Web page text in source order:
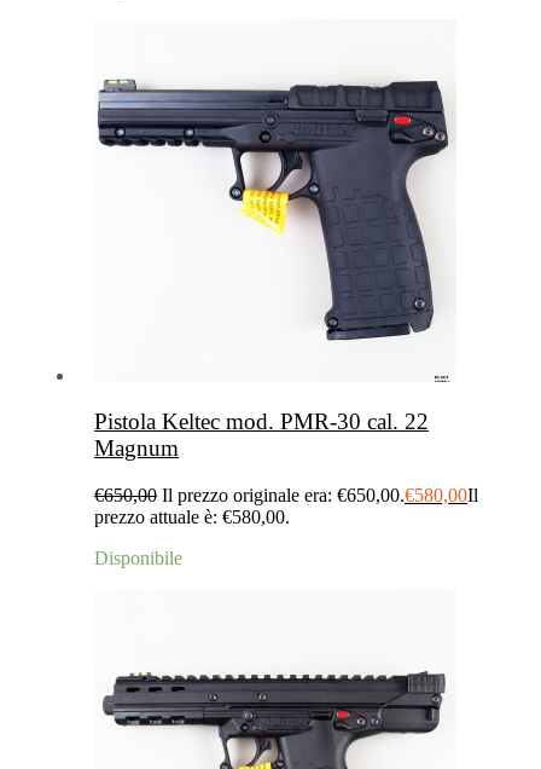
Pistola Keltec mod. PMR-30 cal. 22
Magnum
€650,00 Il prezzo originale era: €650,00.€580,00Il
prezzo attuale è: €580,00.
Disponibile